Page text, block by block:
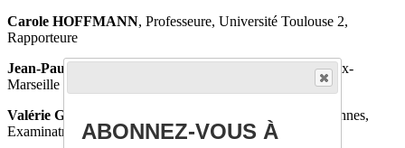
Carole HOFFMANN, Professeure, Université Toulouse 2,
Rapporteure
Jean-Paul FOURMENTRAUX
, Professeur, CNRS – Aix-
Marseille Université, Rapporteur
Valérie GOURANTON
, Professeure, INSA – INRIA Rennes,
Examinatrice ABONNEZ-VOUS À